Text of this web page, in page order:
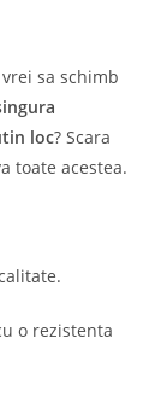
sa schimb
loc? Scara
toate acestea.
o rezistenta